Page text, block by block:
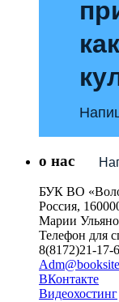
о нас
БУК ВО
Россия,
Марии
Телефон для
8(8172)21-17-
ВКонтакте
Видеохостинг